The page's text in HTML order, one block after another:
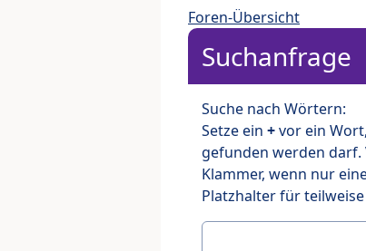
Foren-Übersicht
Suchanfrage
Suche nach Wörtern:
Setze ein +vor ein
gefunden werden
Klammer, wenn nur
Platzhalter für